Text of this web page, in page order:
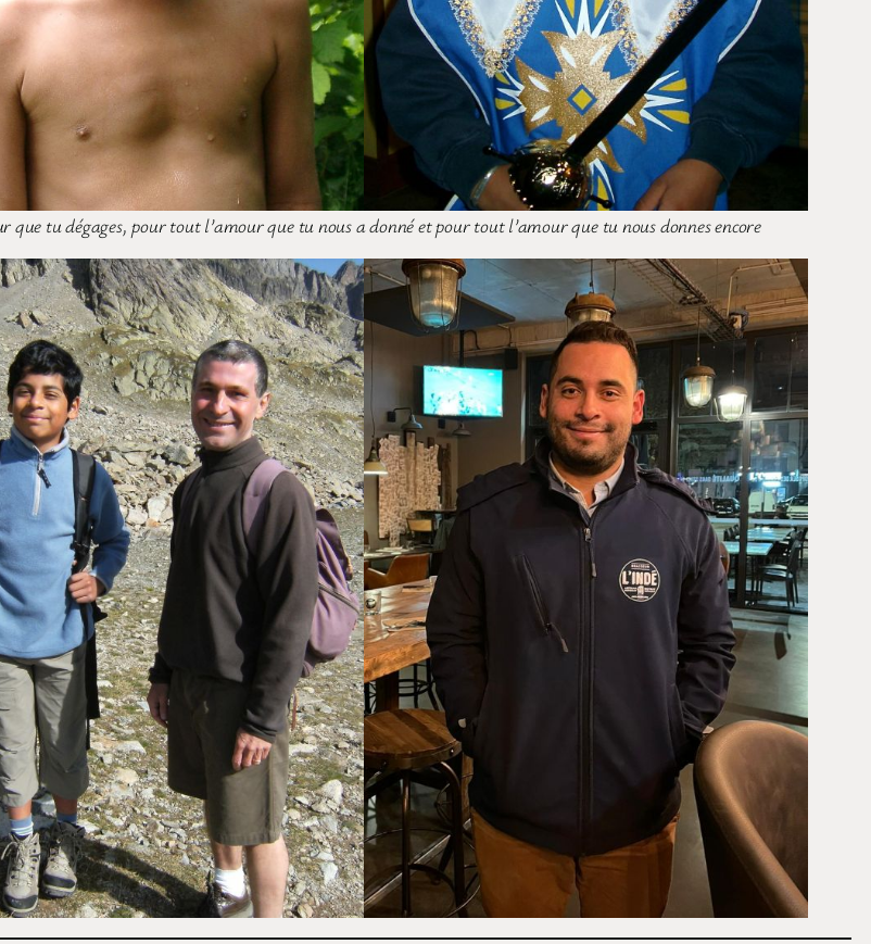
tu dégages, pour tout l’amour que tu nous a donné et pour tout l’amour que tu nous donnes encore